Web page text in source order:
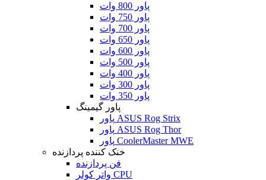
پاور 800 وات
پاور 750 وات
پاور 700 وات
پاور 650 وات
پاور 600 وات
پاور 500 وات
پاور 400 وات
پاور 300 وات
پاور 350 وات
پاور گیمینگ
پاور ASUS Rog Strix
پاور ASUS Rog Thor
پاور CoolerMaster MWE
خنک کننده پردازنده
فن پردازنده
واتر کولر CPU